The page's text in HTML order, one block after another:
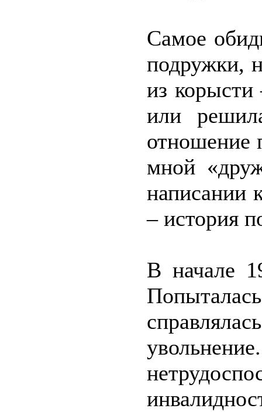
Самое
подружки,
из корысти
или
отношение
мной
написании
– история
В начале